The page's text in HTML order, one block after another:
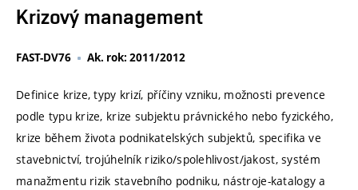
Krizový management
FAST-DV76 Ak. rok: 2011/2012
Definice krize, typy krizí, příčiny vzniku, možnosti prevence
podle typu krize, krize subjektu právnického nebo fyzického,
krize během života podnikatelských subjektů, specifika ve
stavebnictví, trojúhelník riziko/spolehlivost/jakost, systém
manažmentu rizik stavebního podniku, nástroje-katalogy a